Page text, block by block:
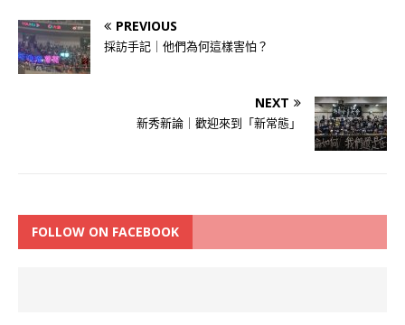
PREVIOUS
採訪手記｜他們為何這樣害怕？
NEXT
新秀新論｜歡迎來到「新常態」
FOLLOW ON FACEBOOK